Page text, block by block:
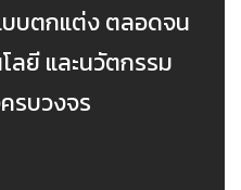
บตกแต่ง ตลอดจน
ลยี และนวัตกรรม
รบวงจร